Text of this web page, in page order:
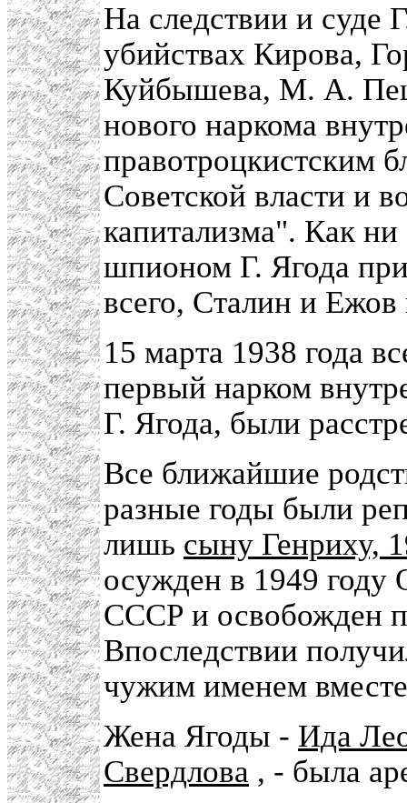
На следствии и суде
убийствах Кирова,
Куйбышева, М. А.
нового наркома
правотроцкистским
Советской власти и
капитализма". Как
шпионом Г. Ягода
всего, Сталин и Ежов
15 марта 1938 года
первый нарком
Г. Ягода, были
Все ближайшие
разные годы были
лишь сыну Генриху,
осужден в 1949
СССР и освобожден
Впоследствии
чужим именем
Жена Ягоды - Ида
Свердлова , - была